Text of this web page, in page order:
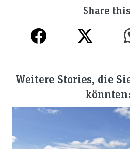
Share
Weitere Stories, die
könnten: